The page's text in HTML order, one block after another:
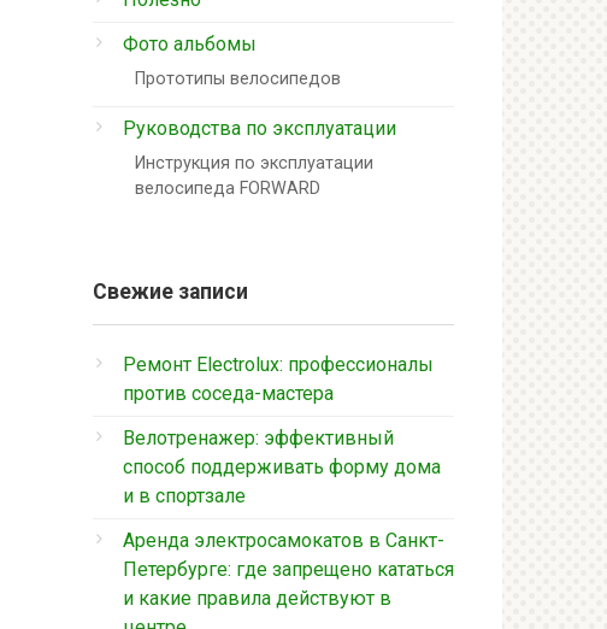
Фото альбомы
Прототипы велосипедов
Руководства по эксплуатации
Инструкция по эксплуатации
велосипеда FORWARD
Свежие записи
Ремонт Electrolux: профессионалы
против соседа-мастера
Велотренажер: эффективный
способ поддерживать форму дома
и в спортзале
Аренда электросамокатов в Санкт-
Петербурге: где запрещено кататься
и какие правила действуют в